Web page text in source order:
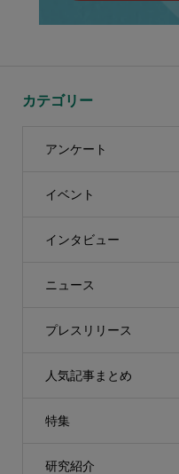
カテゴリー
アンケート
イベント
インタビュー
ニュース
プレスリリース
人気記事まとめ
特集
研究紹介